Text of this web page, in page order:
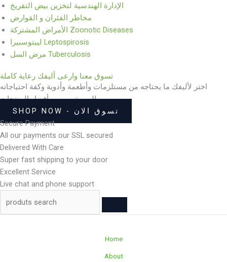
الإدارة الهندسية لتخزين بيض التفريخ
مخاطر الفئران و القوارض
الأمراض المشتركة Zoonotic Diseases
ليبتوسبيرا Leptospirosis
مرض السل Tuberculosis
تسوق معنا وارعى أليفك رعاية كاملة
اختر لأليفك ما يحتاجه من مستلزمات وأطعمة وأدوية وكفة احتياجاته
اليومية من بين أفضل المنتجات
SHOP NOW - تسوق الان
Secure Payment
All our payments our SSL secured
Delivered With Care
Super fast shipping to your door
Excellent Service
Live chat and phone support
Home
About